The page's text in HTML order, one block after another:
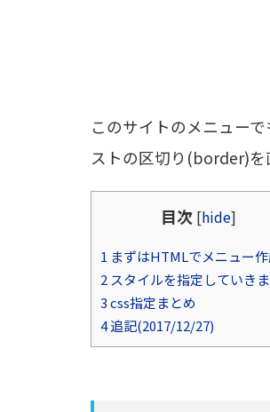
このサイトのメニュー
ストの区切り(border)を
目次 [hide]
1 まずはHTMLでメニュー
2スタイルを指定していきま
3css指定まとめ
4追記(2017/12/27)